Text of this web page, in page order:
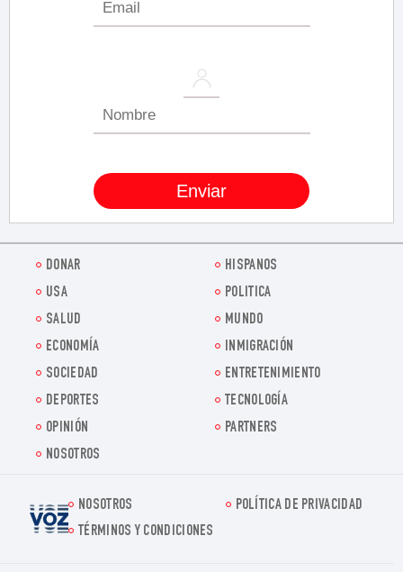
DONAR
HISPANOS
USA
POLITICA
SALUD
MUNDO
ECONOMÍA
INMIGRACIÓN
SOCIEDAD
ENTRETENIMIENTO
DEPORTES
TECNOLOGÍA
OPINIÓN
PARTNERS
NOSOTROS
Voz.us
NOSOTROS
POLÍTICA DE PRIVACIDAD
TÉRMINOS Y CONDICIONES